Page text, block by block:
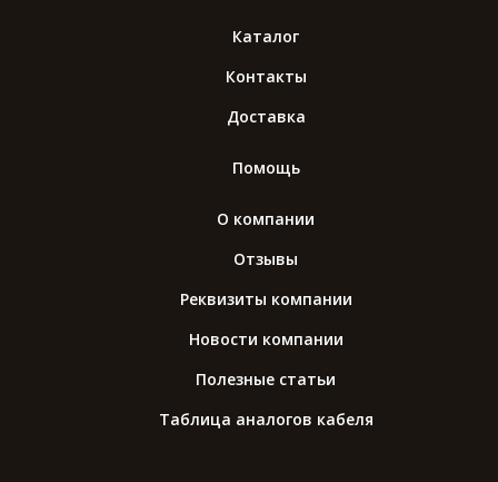
Каталог
Контакты
Доставка
Помощь
О компании
Отзывы
Реквизиты компании
Новости компании
Полезные статьи
Таблица аналогов кабеля